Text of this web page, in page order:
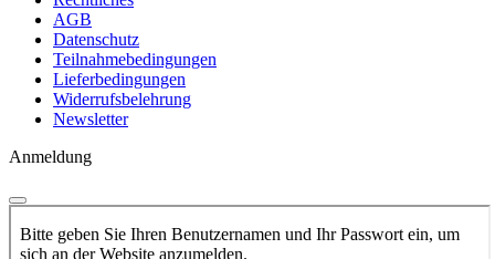
AGB
Datenschutz
Teilnahmebedingungen
Lieferbedingungen
Widerrufsbelehrung
Newsletter
Anmeldung